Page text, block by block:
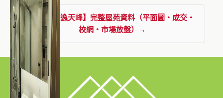
查看【富逸天峰】完整屋苑資料（平面圖・成交・
校網・市場放盤）→